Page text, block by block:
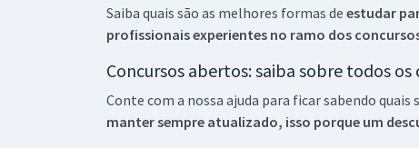
Saiba quais são as melhores formas de estudar
profissionais experientes no ramo dos
Concursos abertos: saiba sobre todos
Conte com a nossa ajuda para ficar sabendo quais
manter sempre atualizado, isso porque um